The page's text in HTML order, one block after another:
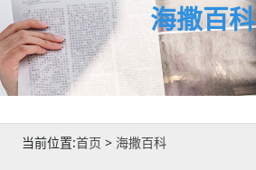
海撒百科
当前位置:首页 > 海撒百科